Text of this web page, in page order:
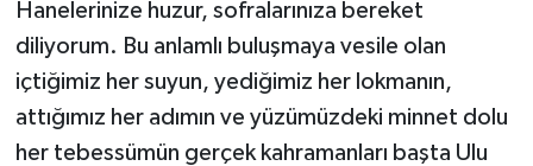
Hanelerinize huzur, sofralarınıza bereket
diliyorum. Bu anlamlı buluşmaya vesile olan
içtiğimiz her suyun, yediğimiz her lokmanın,
attığımız her adımın ve yüzümüzdeki minnet dolu
her tebessümün gerçek kahramanları başta Ulu